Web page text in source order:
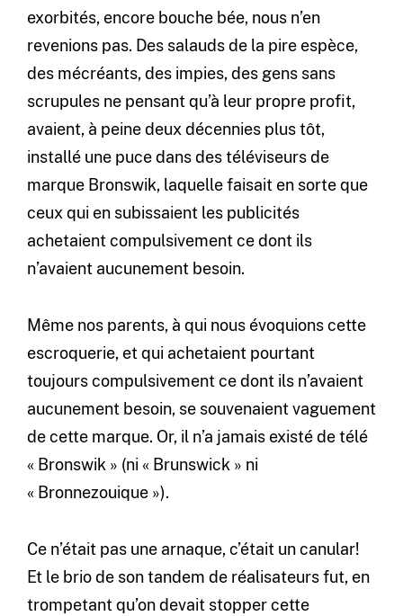
exorbités, encore bouche bée, nous n’en
revenions pas. Des salauds de la pire espèce,
des mécréants, des impies, des gens sans
scrupules ne pensant qu’à leur propre profit,
avaient, à peine deux décennies plus tôt,
installé une puce dans des téléviseurs de
marque Bronswik, laquelle faisait en sorte que
ceux qui en subissaient les publicités
achetaient compulsivement ce dont ils
n’avaient aucunement besoin.
Même nos parents, à qui nous évoquions cette
escroquerie, et qui achetaient pourtant
toujours compulsivement ce dont ils n’avaient
aucunement besoin, se souvenaient vaguement
de cette marque. Or, il n’a jamais existé de télé
« Bronswik » (ni « Brunswick » ni
« Bronnezouique »).
Ce n’était pas une arnaque, c’était un canular!
Et le brio de son tandem de réalisateurs fut, en
trompetant qu’on devait stopper cette